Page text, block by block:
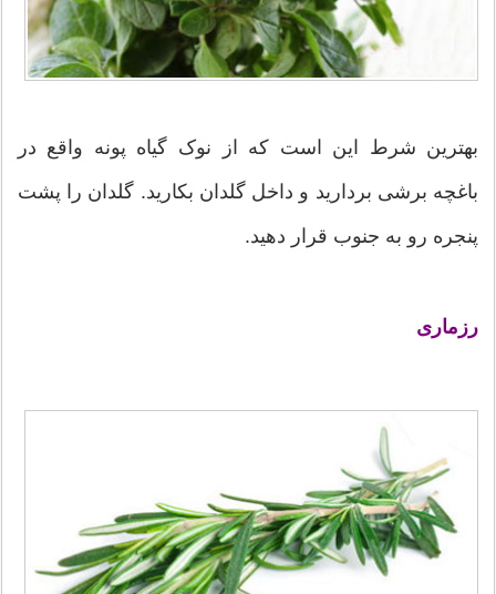
بهترین شرط این است که از نوک گیاه پونه واقع در
باغچه برشی بردارید و داخل گلدان بکارید. گلدان را پشت
پنجره رو به جنوب قرار دهید.
رزماری